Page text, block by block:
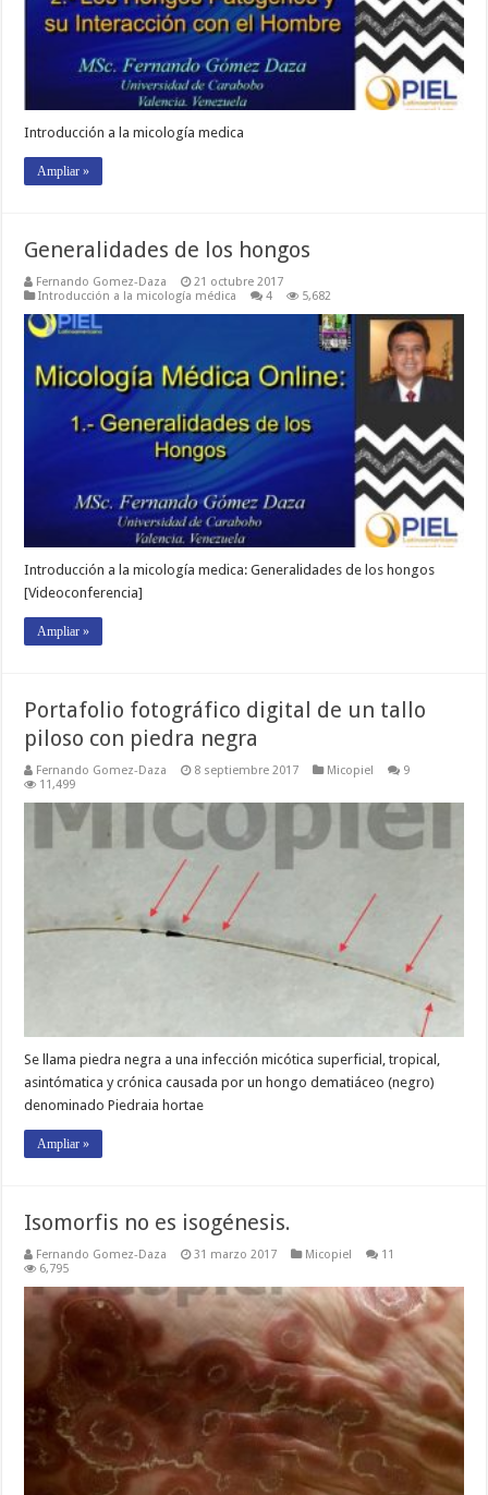
Introducción a la micología medica
Ampliar »
Generalidades de los hongos
Fernando Gomez-Daza
21 octubre 2017
Introducción a la micología médica
4 5,682
Introducción a la micología medica: Generalidades de los hongos
[Videoconferencia]
Ampliar »
Portafolio fotográfico digital de un tallo
piloso con piedra negra
Fernando Gomez-Daza 8 septiembre 2017 Micopiel
9
11,499
Se llama piedra negra a una infección micótica superficial, tropical,
asintómatica y crónica causada por un hongo dematiáceo (negro)
denominado Piedraia hortae
Ampliar »
Isomorfis no es isogénesis.
Fernando Gomez-Daza 31 marzo 2017 Micopiel
11
6,795